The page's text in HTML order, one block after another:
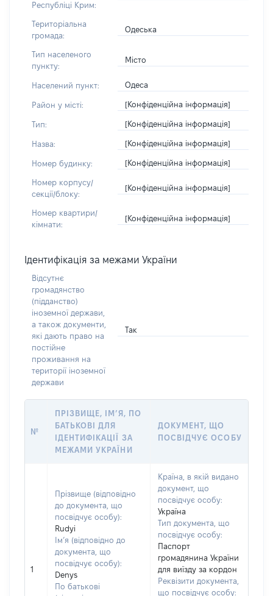
Республіці Крим:
Територіальна
громада:
Одеська
Тип населеного
пункту:
Місто
Населений пункт: Одеса
Район у місті: [Конфіденційна інформація]
Тип: [Конфіденційна інформація]
Назва: [Конфіденційна інформація]
Номер будинку: [Конфіденційна інформація]
Номер корпусу/
секції/блоку:
[Конфіденційна інформація]
Номер квартири/
кімнати:
[Конфіденційна інформація]
Ідентифікація за межами України
Відсутнє
громадянство
(підданство)
іноземної держави,
а також документи,
які дають право на
постійне
проживання на
території іноземної
держави
Так
№
ПРІЗВИЩЕ, ІМ’Я, ПО
БАТЬКОВІ ДЛЯ
ІДЕНТИФІКАЦІЇ ЗА
МЕЖАМИ УКРАЇНИ
ДОКУМЕНТ, ЩО
ПОСВІДЧУЄ ОСОБУ
1
Прізвище (відповідно
до документа, що
посвідчує особу):
Rudyi
Ім’я (відповідно до
документа, що
посвідчує особу):
Denys
По батькові
Країна, в якій видано
документ, що
посвідчує особу:
Україна
Тип документа, що
посвідчує особу:
Паспорт
громадянина України
для виїзду за кордон
Реквізити документа,
що посвідчує особу: